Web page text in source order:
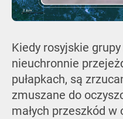
Kiedy rosyjskie
nieuchronnie
pułapkach, są
zmuszane do
małych przeszkód